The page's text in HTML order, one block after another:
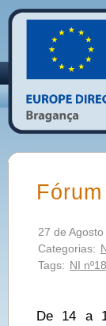
27 de
Categorias:
Tags: NI
De 14 a